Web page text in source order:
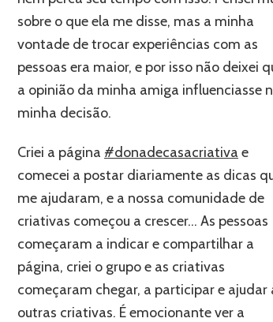
sobre o que ela me disse, mas a minha
vontade de trocar experiências com as
pessoas era maior, e por isso não deixei
a opinião da minha amiga influenciasse
minha decisão.
Criei a página #donadecasacriativa e
comecei a postar diariamente as dicas
me ajudaram, e a nossa comunidade de
criativas começou a crescer… As pessoas
começaram a indicar e compartilhar a
página, criei o grupo e as criativas
começaram chegar, a participar e ajudar
outras criativas. É emocionante ver a